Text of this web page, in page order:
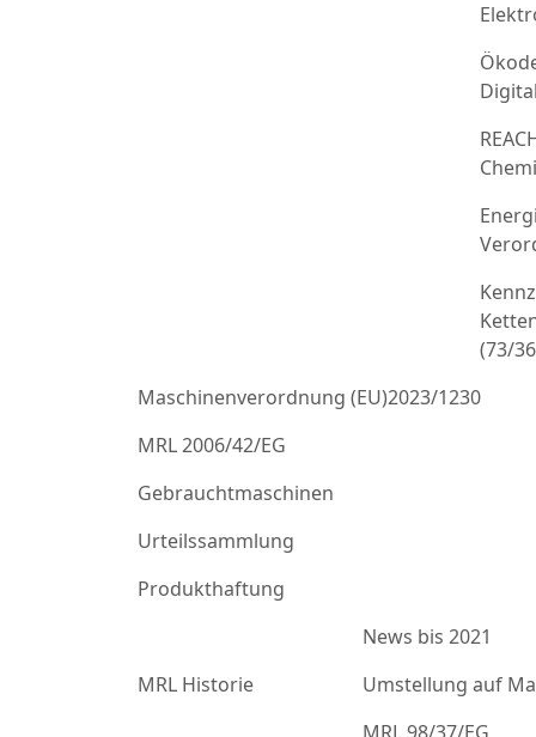
(73/
Maschinenverordnung (EU)2023/1230
MRL 2006/42/EG
Gebrauchtmaschinen
Urteilssammlung
Produkthaftung
MRL Historie
News bis 2021
Umstellung auf